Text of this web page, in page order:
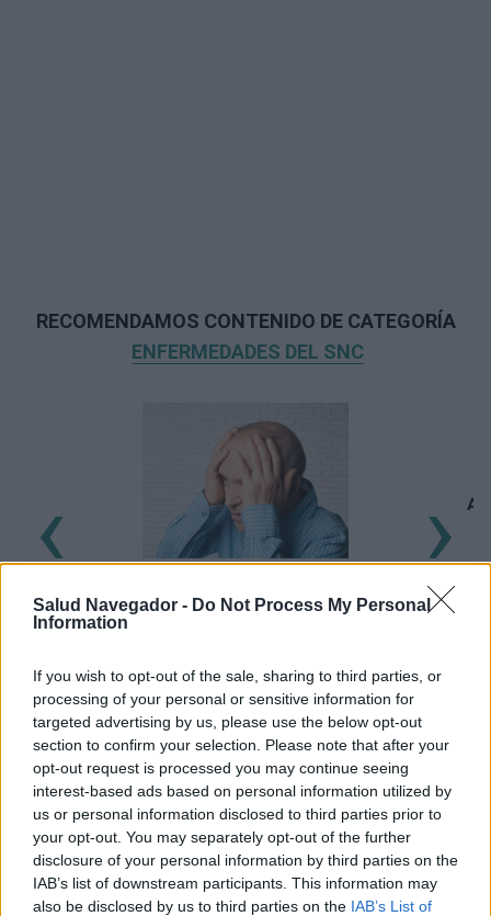
Salud Navegador - Do Not Process My Personal
Information
If you wish to opt-out of the sale, sharing to third parties, or
processing of your personal or sensitive information for
targeted advertising by us, please use the below opt-out
section to confirm your selection. Please note that after your
opt-out request is processed you may continue seeing
interest-based ads based on personal information utilized by
us or personal information disclosed to third parties prior to
your opt-out. You may separately opt-out of the further
disclosure of your personal information by third parties on the
IAB’s list of downstream participants. This information may
also be disclosed by us to third parties on the IAB’s List of
RECOMENDAMOS CONTENIDO DE CATEGORÍA
ENFERMEDADES DEL SNC
neurológico y psiquiátrico
‹ ›
Publicidad: